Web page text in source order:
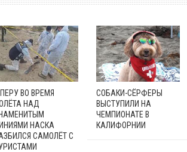
ПЕРУ ВО ВРЕМЯ
НАД
НАСКА
САМОЛЁТ С
СОБАКИ-СЁРФЕРЫ
ВЫСТУПИЛИ НА
ЧЕМПИОНАТЕ В
КАЛИФОРНИИ